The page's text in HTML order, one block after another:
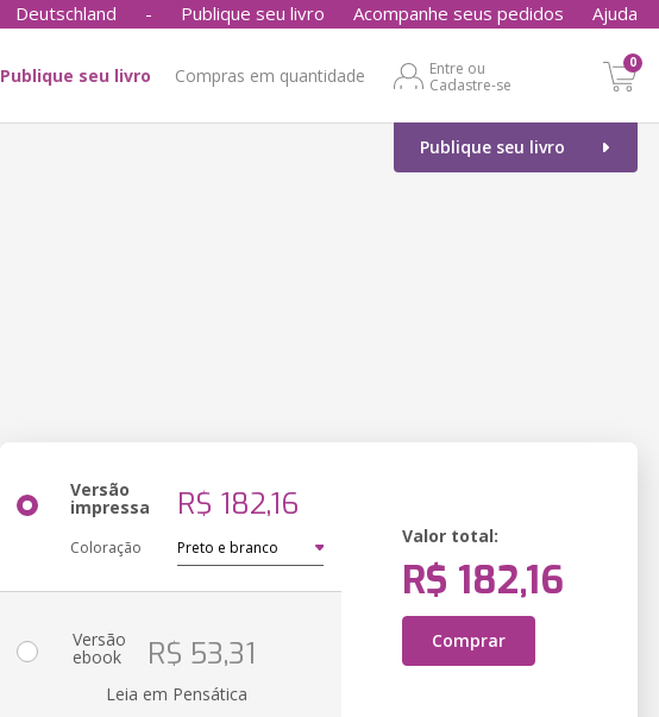
Deutschland - Publique seu livro Acompanhe seus pedidos Ajuda
Publique seu livro Compras em quantidade
Entre ou
Cadastre-se
0
Publique seu livro
Versão
impressa R$ 182,16
Coloração
Valor total:
R$ 182,16
Comprar
Versão
ebook R$ 53,31
Leia em Pensática